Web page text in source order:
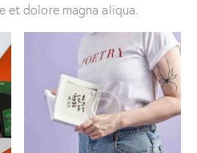
dolore magna aliqua.